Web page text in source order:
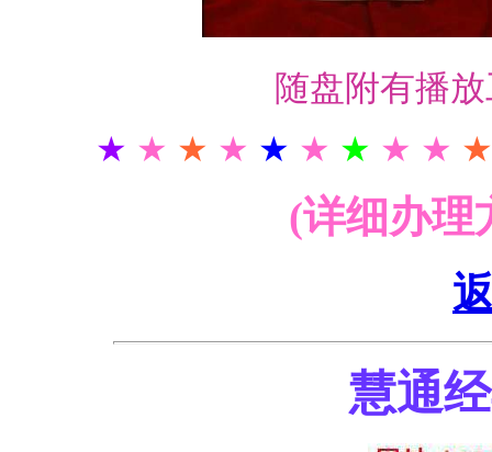
随盘附有播
★ ★ ★ ★ ★ ★ ★ ★ ★ ★
(详细办理
慧通